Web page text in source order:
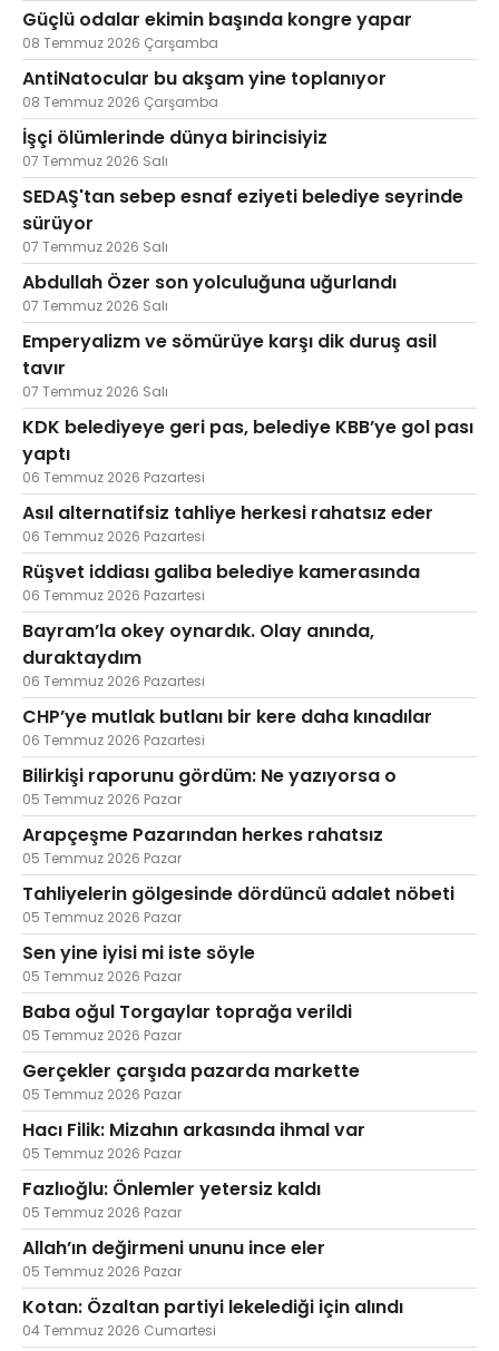
Güçlü odalar ekimin başında kongre yapar
08 Temmuz 2026 Çarşamba
AntiNatocular bu akşam yine toplanıyor
08 Temmuz 2026 Çarşamba
İşçi ölümlerinde dünya birincisiyiz
07 Temmuz 2026 Salı
SEDAŞ'tan sebep esnaf eziyeti belediye seyrinde
sürüyor
07 Temmuz 2026 Salı
Abdullah Özer son yolculuğuna uğurlandı
07 Temmuz 2026 Salı
Emperyalizm ve sömürüye karşı dik duruş asil
tavır
07 Temmuz 2026 Salı
KDK belediyeye geri pas, belediye KBB’ye gol pası
yaptı
06 Temmuz 2026 Pazartesi
Asıl alternatifsiz tahliye herkesi rahatsız eder
06 Temmuz 2026 Pazartesi
Rüşvet iddiası galiba belediye kamerasında
06 Temmuz 2026 Pazartesi
Bayram’la okey oynardık. Olay anında,
duraktaydım
06 Temmuz 2026 Pazartesi
CHP’ye mutlak butlanı bir kere daha kınadılar
06 Temmuz 2026 Pazartesi
Bilirkişi raporunu gördüm: Ne yazıyorsa o
05 Temmuz 2026 Pazar
Arapçeşme Pazarından herkes rahatsız
05 Temmuz 2026 Pazar
Tahliyelerin gölgesinde dördüncü adalet nöbeti
05 Temmuz 2026 Pazar
Sen yine iyisi mi iste söyle
05 Temmuz 2026 Pazar
Baba oğul Torgaylar toprağa verildi
05 Temmuz 2026 Pazar
Gerçekler çarşıda pazarda markette
05 Temmuz 2026 Pazar
Hacı Filik: Mizahın arkasında ihmal var
05 Temmuz 2026 Pazar
Fazlıoğlu: Önlemler yetersiz kaldı
05 Temmuz 2026 Pazar
Allah’ın değirmeni ununu ince eler
05 Temmuz 2026 Pazar
Kotan: Özaltan partiyi lekelediği için alındı
04 Temmuz 2026 Cumartesi